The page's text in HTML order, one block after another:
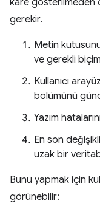
kare gösterilmeden
gerekir.
Metin kutusunu
ve gerekli
Kullanıcı
bölümünü
Yazım
En son
uzak bir
Bunu yapmak için
görünebilir: